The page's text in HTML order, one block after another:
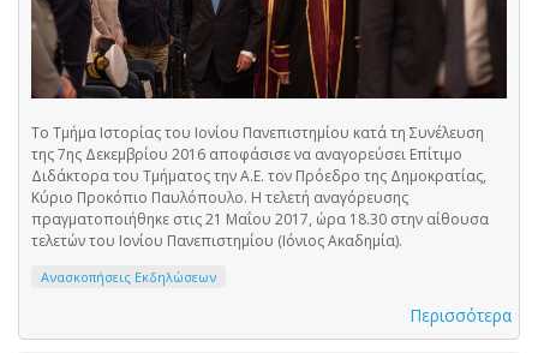
Το Τμήμα Ιστορίας του Ιονίου Πανεπιστημίου κατά τη Συνέλευση
της 7ης Δεκεμβρίου 2016 αποφάσισε να αναγορεύσει Επίτιμο
Διδάκτορα του Τμήματος την Α.Ε. τον Πρόεδρο της Δημοκρατίας,
Κύριο Προκόπιο Παυλόπουλο. Η τελετή αναγόρευσης
πραγματοποιήθηκε στις 21 Μαΐου 2017, ώρα 18.30 στην αίθουσα
τελετών του Ιονίου Πανεπιστημίου (Ιόνιος Ακαδημία).
Ανασκοπήσεις Εκδηλώσεων
Περισσότερα